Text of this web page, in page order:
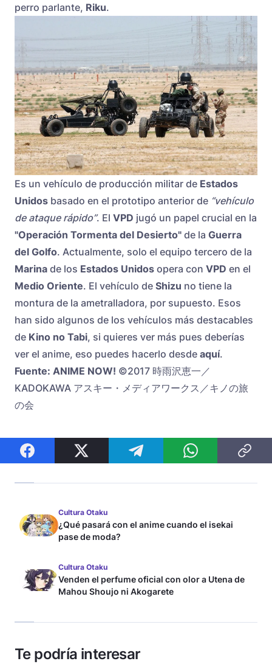
perro parlante, Riku.
Es un vehículo de producción militar de Estados
Unidos basado en el prototipo anterior de “vehículo
de ataque rápido”. El VPD jugó un papel crucial en la
"Operación Tormenta del Desierto" de la Guerra
del Golfo. Actualmente, solo el equipo tercero de la
Marina de los Estados Unidos opera con VPD en el
Medio Oriente. El vehículo de Shizu no tiene la
montura de la ametralladora, por supuesto. Esos
han sido algunos de los vehículos más destacables
de Kino no Tabi, si quieres ver más pues deberías
ver el anime, eso puedes hacerlo desde aquí.
Fuente: ANIME NOW! ©2017 時雨沢恵一／
KADOKAWA アスキー・メディアワークス／キノの旅
の会
Cultura Otaku
¿Qué pasará con el anime cuando el isekai
pase de moda?
Cultura Otaku
Venden el perfume oficial con olor a Utena de
Mahou Shoujo ni Akogarete
Te podría interesar